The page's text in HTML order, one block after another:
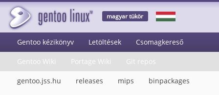
magyar tükör
Gentoo kézikönyv Letöltések Csomagkereső
Gentoo Wiki Portage Wiki Git repos
gentoo.jss.hu releases mips binpackages